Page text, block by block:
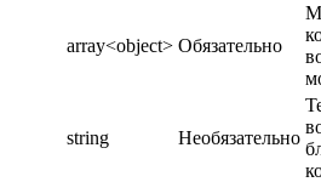
array<object> Обязательно
string Необязательно